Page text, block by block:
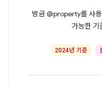
방금 @property를 사
가능한 기
2024년 기준